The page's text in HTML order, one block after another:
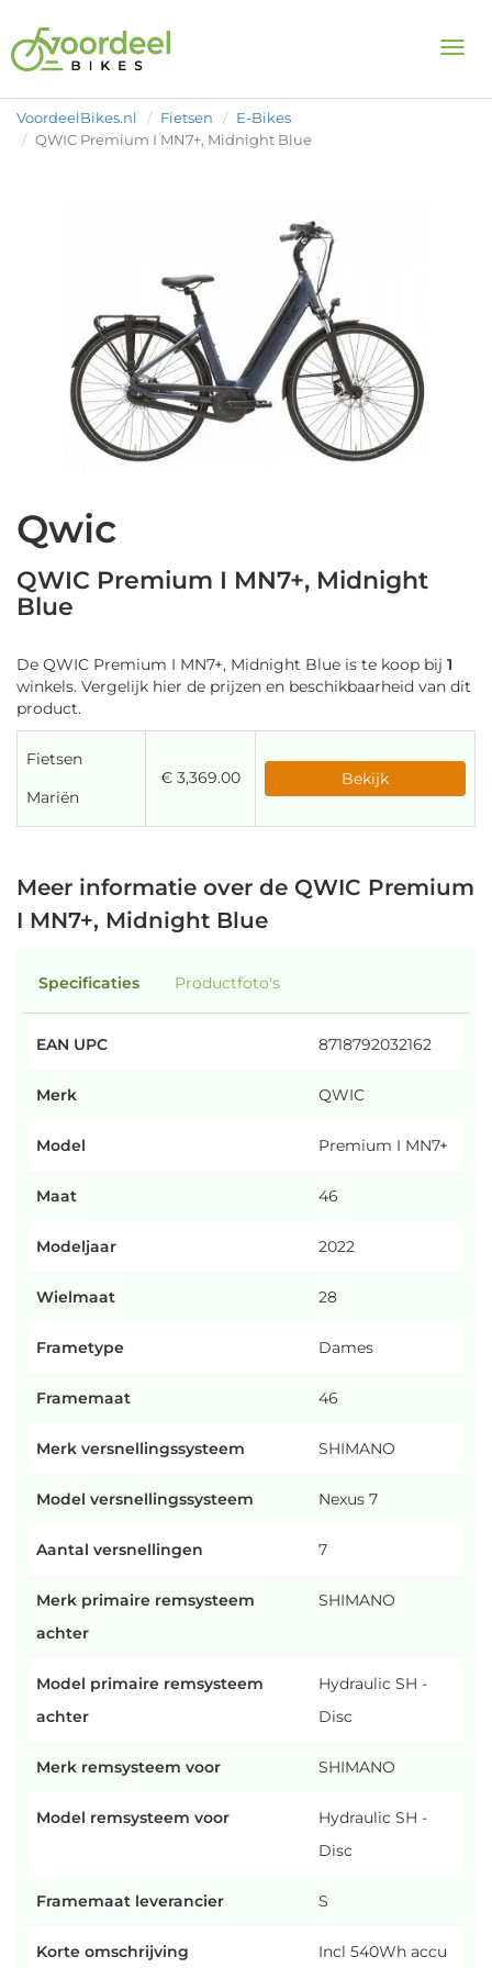
VoordeelBikes.nl Fietsen
E-Bikes
QWIC Premium I MN7+, Midnight Blue
Qwic
QWIC Premium I MN7+, Midnight
Blue
De QWIC Premium I MN7+, Midnight Blue is te koop bij 1
winkels. Vergelijk hier de prijzen en beschikbaarheid van dit
product.
Fietsen
Mariën
€ 3,369.00 Bekijk
Meer informatie over de QWIC Premium
I MN7+, Midnight Blue
Specificaties Productfoto's
EAN UPC 8718792032162
Merk QWIC
Model Premium I MN7+
Maat 46
Modeljaar 2022
Wielmaat 28
Frametype Dames
Framemaat 46
Merk versnellingssysteem SHIMANO
Model versnellingssysteem Nexus 7
Aantal versnellingen 7
Merk primaire remsysteem
achter
SHIMANO
Model primaire remsysteem
achter
Hydraulic SH -
Disc
Merk remsysteem voor SHIMANO
Model remsysteem voor
Hydraulic SH -
Disc
Framemaat leverancier S
Korte omschrijving Incl 540Wh accu